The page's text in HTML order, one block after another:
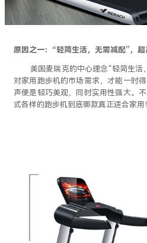
原因之一： “轻简生活，无需减配”，超
美国麦瑞克的中心理念 “轻简生活
对家用跑步机的市场需求，才能一时
声便是轻巧美观，同时实用性强大。
式各样的跑步机到底哪款真正适合家用